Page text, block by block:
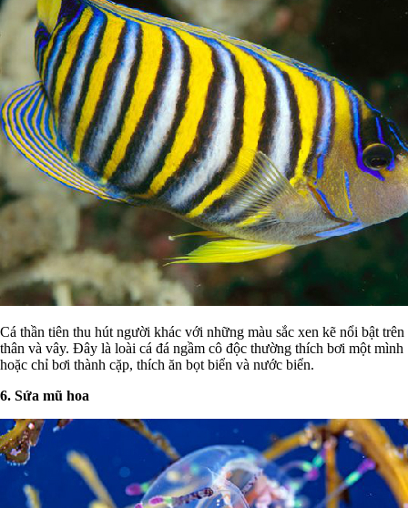
Cá thần tiên thu hút người khác với những màu sắc xen kẽ nổi bật trên
thân và vây. Đây là loài cá đá ngầm cô độc thường thích bơi một mình
hoặc chỉ bơi thành cặp, thích ăn bọt biển và nước biển.
6. Sứa mũ hoa